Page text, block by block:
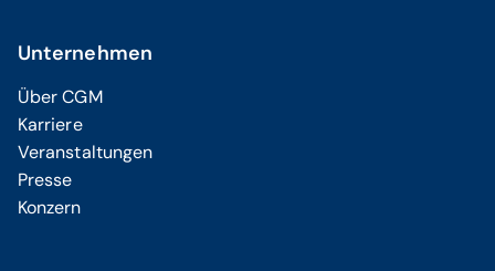
Unternehmen
Über CGM
Karriere
Veranstaltungen
Presse
Konzern